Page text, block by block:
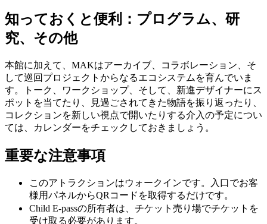
知っておくと便利：プログラム、研
究、その他
本館に加えて、MAKはアーカイブ、コラボレーション、そ
して巡回プロジェクトからなるエコシステムを育んでいま
す。トーク、ワークショップ、そして、新進デザイナーにス
ポットを当てたり、見過ごされてきた物語を振り返ったり、
コレクションを新しい視点で開いたりする介入の予定につい
ては、カレンダーをチェックしておきましょう。
重要な注意事項
このアトラクションはウォークインです。入口でお客
様用パネルからQRコードを取得するだけです。
Child E-passの所有者は、チケット売り場でチケットを
受け取る必要があります。